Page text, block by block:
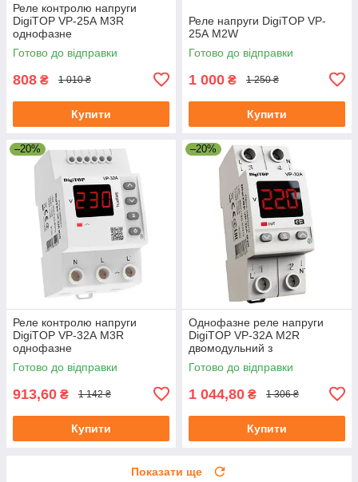
Реле контролю напруги
DigiTOP VP-25А M3R
однофазне
Готово до відправки
808 ₴ 1 010 ₴
Купити
Реле напруги DigiTOP VP-
25А M2W
Готово до відправки
1 000 ₴ 1 250 ₴
Купити
–20%
Реле контролю напруги
DigiTOP VP-32А M3R
однофазне
Готово до відправки
913,60 ₴ 1 142 ₴
Купити
–20%
Однофазне реле напруги
DigiTOP VP-32А M2R
двомодульний з
термозахистом
Готово до відправки
1 044,80 ₴ 1 306 ₴
Купити
Показати ще